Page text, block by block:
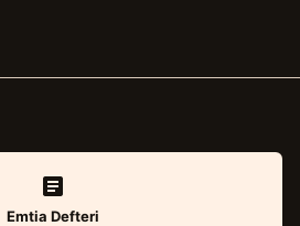
Emtia Defteri